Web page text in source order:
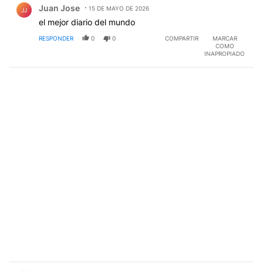
JJ Juan Jose 15 DE MAYO DE 2026
el mejor diario del mundo
RESPONDER 0 0 COMPARTIR
MARCAR
COMO
INAPROPIADO